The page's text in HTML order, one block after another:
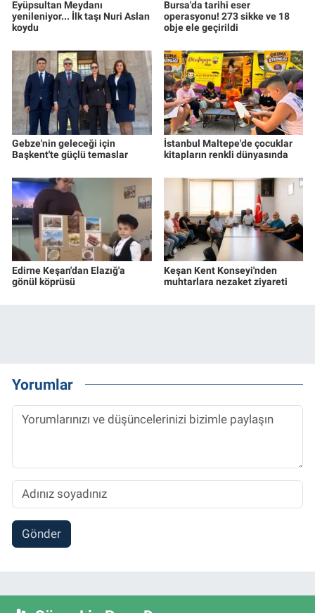
Eyüpsultan Meydanı
yenileniyor... İlk taşı Nuri Aslan
koydu
Bursa'da tarihi eser
operasyonu! 273 sikke ve 18
obje ele geçirildi
Gebze'nin geleceği için
Başkent'te güçlü temaslar
İstanbul Maltepe'de çocuklar
kitapların renkli dünyasında
Edirne Keşan'dan Elazığ'a
gönül köprüsü
Keşan Kent Konseyi'nden
muhtarlara nezaket ziyareti
Yorumlar
Gönder